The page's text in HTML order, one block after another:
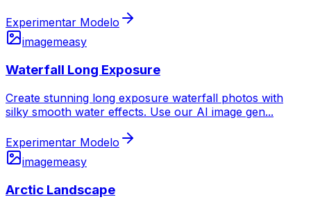
Experimentar Modelo
imagemeasy
Waterfall Long Exposure
Create stunning long exposure waterfall photos with
silky smooth water effects. Use our AI image gen...
Experimentar Modelo
imagemeasy
Arctic Landscape